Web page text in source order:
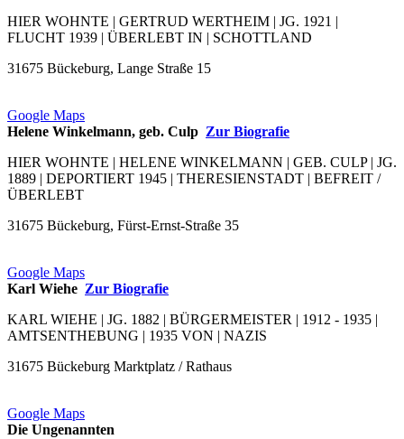
HIER WOHNTE | GERTRUD WERTHEIM | JG. 1921 |
FLUCHT 1939 | ÜBERLEBT IN | SCHOTTLAND
31675 Bückeburg, Lange Straße 15
Google Maps
Helene Winkelmann, geb. Culp Zur Biografie
HIER WOHNTE | HELENE WINKELMANN | GEB. CULP | JG.
1889 | DEPORTIERT 1945 | THERESIENSTADT | BEFREIT /
ÜBERLEBT
31675 Bückeburg, Fürst-Ernst-Straße 35
Google Maps
Karl Wiehe Zur Biografie
KARL WIEHE | JG. 1882 | BÜRGERMEISTER | 1912 - 1935 |
AMTSENTHEBUNG | 1935 VON | NAZIS
31675 Bückeburg Marktplatz / Rathaus
Google Maps
Die Ungenannten